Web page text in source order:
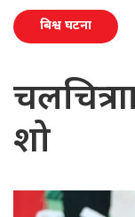
बिश्व घटना
चलचित्र
शो